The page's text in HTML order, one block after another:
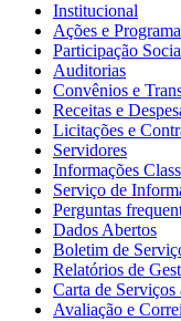
Institucional
Ações e
Participação
Auditorias
Convênios e
Receitas e
Licitações e
Servidores
Informações
Serviço de
Perguntas
Dados Abertos
Boletim de
Relatórios de
Carta de Serviços
Avaliação e